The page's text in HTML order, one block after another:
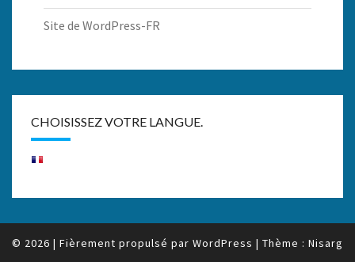
Site de WordPress-FR
CHOISISSEZ VOTRE LANGUE.
© 2026 | Fièrement propulsé par WordPress | Thème : Nisarg